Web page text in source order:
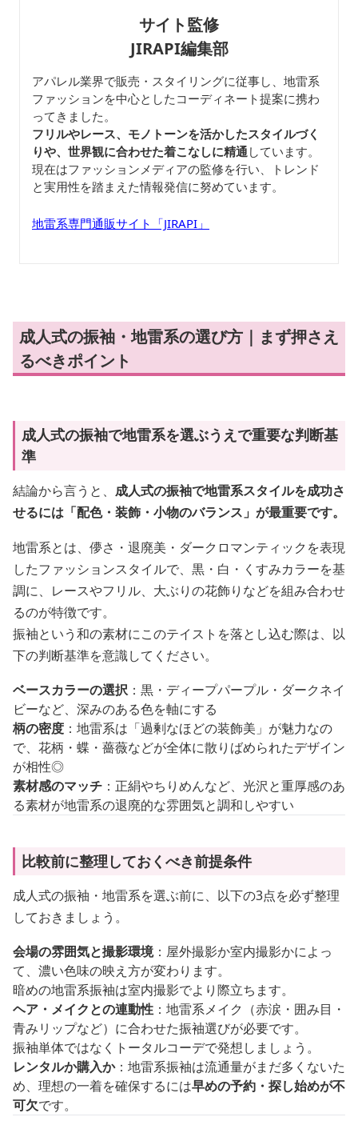
サイト監修
JIRAPI編集部
アパレル業界で販売・スタイリングに従事し、地雷系
ファッションを中心としたコーディネート提案に携わ
ってきました。
フリルやレース、モノトーンを活かしたスタイルづく
りや、世界観に合わせた着こなしに精通 しています。
現在はファッションメディアの監修を行い、トレンド
と実用性を踏まえた情報発信に努めています。
地雷系専門通販サイト「JIRAPI」
成人式の振袖・地雷系の選び方｜まず押さえ
るべきポイント
成人式の振袖で地雷系を選ぶうえで重要な判断基
準
結論から言うと、 成人式の振袖で地雷系スタイルを成功さ
せるには「配色・装飾・小物のバランス」が最重要です。
地雷系とは、儚さ・退廃美・ダークロマンティックを表現
したファッションスタイルで、黒・白・くすみカラーを基
調に、レースやフリル、大ぶりの花飾りなどを組み合わせ
るのが特徴です。
振袖という和の素材にこのテイストを落とし込む際は、以
下の判断基準を意識してください。
ベースカラーの選択 ：黒・ディープパープル・ダークネイ
ビーなど、深みのある色を軸にする
柄の密度 ：地雷系は「過剰なほどの装飾美」が魅力なの
で、花柄・蝶・薔薇などが全体に散りばめられたデザイン
が相性◎
素材感のマッチ ：正絹やちりめんなど、光沢と重厚感のあ
る素材が地雷系の退廃的な雰囲気と調和しやすい
比較前に整理しておくべき前提条件
成人式の振袖・地雷系を選ぶ前に、以下の3点を必ず整理
しておきましょう。
会場の雰囲気と撮影環境：屋外撮影か室内撮影かによっ
て、濃い色味の映え方が変わります。
暗めの地雷系振袖は室内撮影でより際立ちます。
ヘア・メイクとの連動性 ：地雷系メイク（赤涙・囲み目・
青みリップなど）に合わせた振袖選びが必要です。
振袖単体ではなくトータルコーデで発想しましょう。
レンタルか購入か：地雷系振袖は流通量がまだ多くないた
め、理想の一着を確保するには早めの予約・探し始めが不
可欠です。